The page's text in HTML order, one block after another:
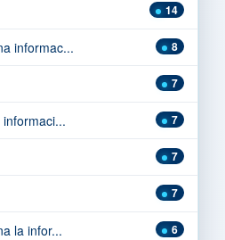
14
8
informac...
7
7
7
7
6
la infor...